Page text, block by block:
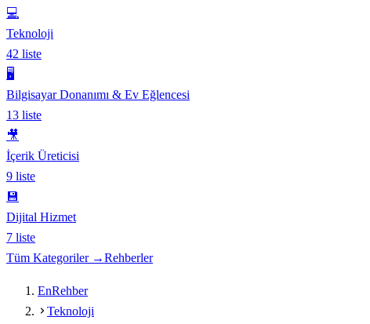
💻
Teknoloji
42 liste
🖥️
Bilgisayar Donanımı & Ev Eğlencesi
13 liste
🎥
İçerik Üreticisi
9 liste
💾
Dijital Hizmet
7 liste
Tüm Kategoriler →Rehberler
EnRehber
Teknoloji